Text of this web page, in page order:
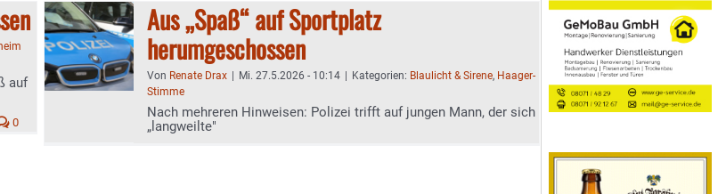
auf
0
Aus „Spaß“ auf Sportplatz
herumgeschossen
Von Renate Drax Mi. 27.5.2026 - 10:14 Kategorien: Blaulicht & Sirene, Haager-
Stimme
Nach mehreren Hinweisen: Polizei trifft auf jungen Mann, der sich
„langweilte"